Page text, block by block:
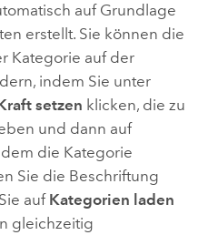
auf Grundlage
erstellt. Sie können die
Kategorie auf der
indem Sie unter
setzen klicken, die zu
und dann auf
die Kategorie
Sie die Beschriftung
auf Kategorien laden
gleichzeitig